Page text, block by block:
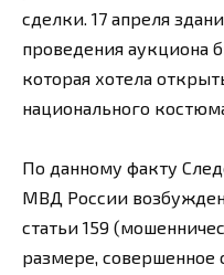
сделки. 17 апреля
проведения аукциона
которая хотела
национального
По данному факту
МВД России
статьи 159
размере, совершенное